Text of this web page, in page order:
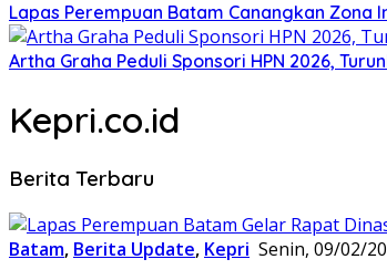
Lapas Perempuan Batam Canangkan Zona
Artha Graha Peduli Sponsori HPN 2026,
Kepri.co.id
Berita Terbaru
Batam, Berita Update, Kepri Senin, 09/02/